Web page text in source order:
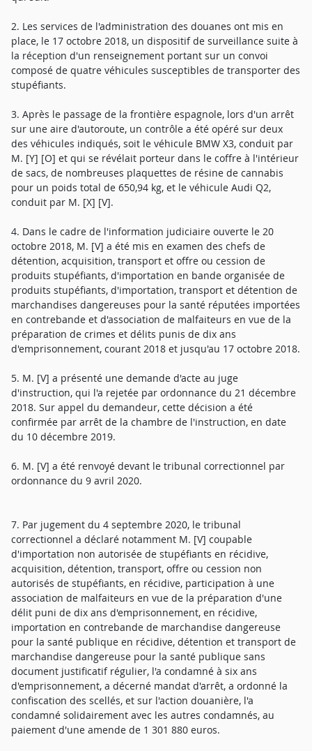
2. Les services de l'administration des douanes ont mis en
place, le 17 octobre 2018, un dispositif de surveillance suite à
la réception d'un renseignement portant sur un convoi
composé de quatre véhicules susceptibles de transporter des
stupéfiants.
3. Après le passage de la frontière espagnole, lors d'un arrêt
sur une aire d'autoroute, un contrôle a été opéré sur deux
des véhicules indiqués, soit le véhicule BMW X3, conduit par
M. [Y] [O] et qui se révélait porteur dans le coffre à l'intérieur
de sacs, de nombreuses plaquettes de résine de cannabis
pour un poids total de 650,94 kg, et le véhicule Audi Q2,
conduit par M. [X] [V].
4. Dans le cadre de l'information judiciaire ouverte le 20
octobre 2018, M. [V] a été mis en examen des chefs de
détention, acquisition, transport et offre ou cession de
produits stupéfiants, d'importation en bande organisée de
produits stupéfiants, d'importation, transport et détention de
marchandises dangereuses pour la santé réputées importées
en contrebande et d'association de malfaiteurs en vue de la
préparation de crimes et délits punis de dix ans
d'emprisonnement, courant 2018 et jusqu'au 17 octobre 2018.
5. M. [V] a présenté une demande d'acte au juge
d'instruction, qui l'a rejetée par ordonnance du 21 décembre
2018. Sur appel du demandeur, cette décision a été
confirmée par arrêt de la chambre de l'instruction, en date
du 10 décembre 2019.
6. M. [V] a été renvoyé devant le tribunal correctionnel par
ordonnance du 9 avril 2020.
7. Par jugement du 4 septembre 2020, le tribunal
correctionnel a déclaré notamment M. [V] coupable
d'importation non autorisée de stupéfiants en récidive,
acquisition, détention, transport, offre ou cession non
autorisés de stupéfiants, en récidive, participation à une
association de malfaiteurs en vue de la préparation d'une
délit puni de dix ans d'emprisonnement, en récidive,
importation en contrebande de marchandise dangereuse
pour la santé publique en récidive, détention et transport de
marchandise dangereuse pour la santé publique sans
document justificatif régulier, l'a condamné à six ans
d'emprisonnement, a décerné mandat d'arrêt, a ordonné la
confiscation des scellés, et sur l'action douanière, l'a
condamné solidairement avec les autres condamnés, au
paiement d'une amende de 1 301 880 euros.